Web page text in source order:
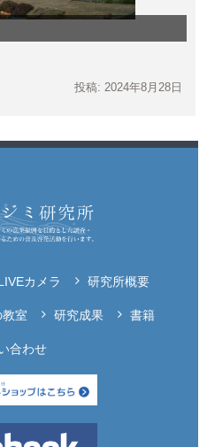
投稿: 2024年8月28日
カメラ 研究所概要
室 研究成果 書籍
合わせ